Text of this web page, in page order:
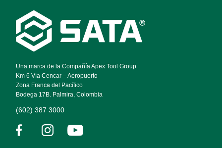
Footer
Navigation
Una marca de la Compañía Apex Tool Group
Km 6 Vía Cencar – Aeropuerto
Zona Franca del Pacífico
Bodega 17B. Palmira, Colombia
(602) 387 3000